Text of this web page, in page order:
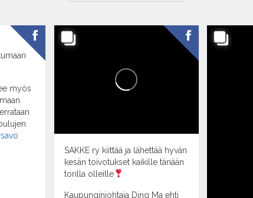
myös
SAKKE ry kiittää ja lähettää hyvän
kesän toivotukset kaikille tänään
torilla olleille
Kaupunginjohtaja Ding Ma ehti